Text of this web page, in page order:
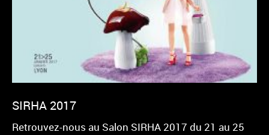
SIRHA 2017
Retrouvez-nous au Salon SIRHA 2017 du 21 au 25